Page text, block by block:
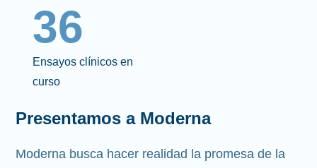
36
Ensayos clínicos en
curso
Presentamos a Moderna
Moderna busca hacer realidad la promesa de la